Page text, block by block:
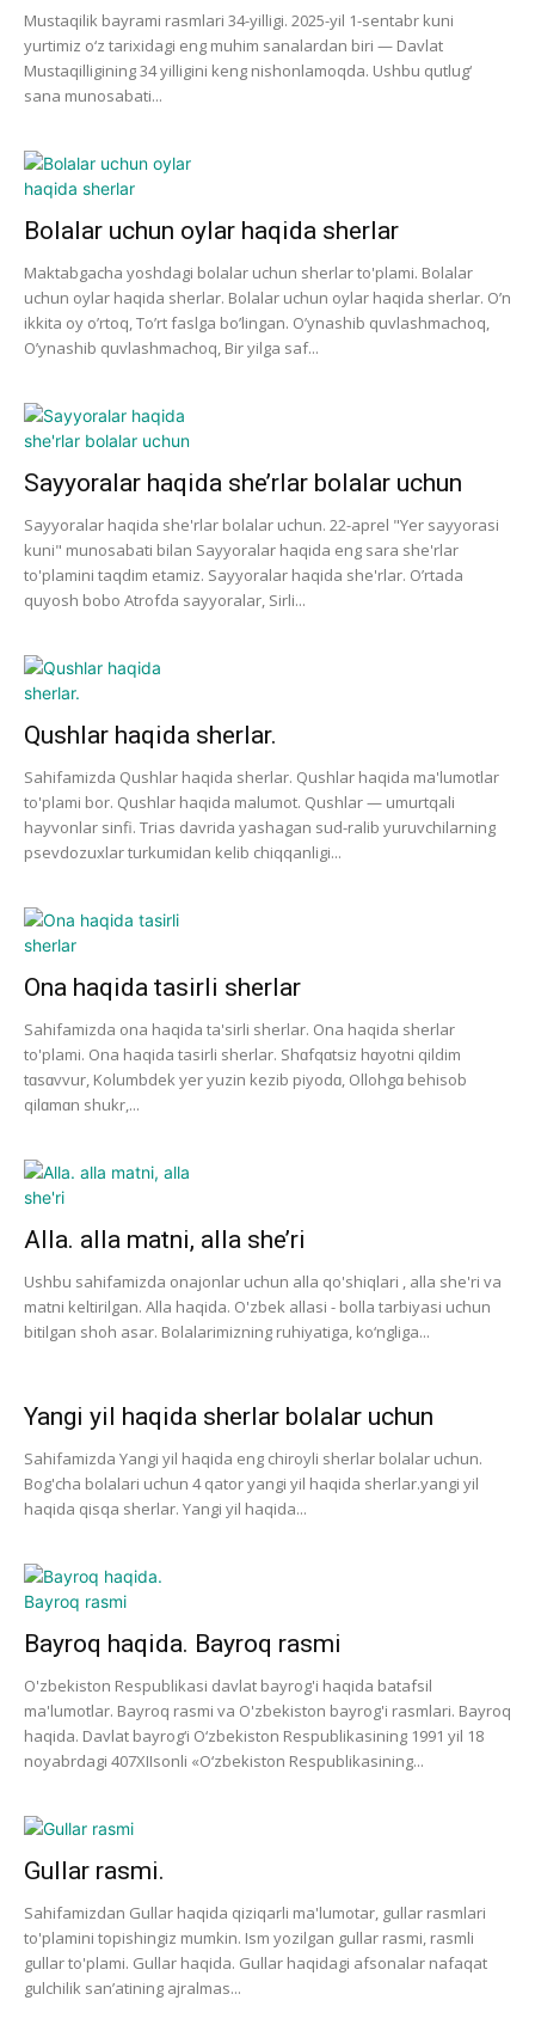
Mustaqilik bayrami rasmlari 34-yilligi. 2025-yil 1-sentabr kuni
yurtimiz o‘z tarixidagi eng muhim sanalardan biri — Davlat
Mustaqilligining 34 yilligini keng nishonlamoqda. Ushbu qutlug‘
sana munosabati...
Bolalar uchun oylar haqida sherlar
Maktabgacha yoshdagi bolalar uchun sherlar to'plami. Bolalar
uchun oylar haqida sherlar. Bolalar uchun oylar haqida sherlar. O’n
ikkita oy o’rtoq, To’rt faslga bo’lingan. O’ynashib quvlashmachoq,
O’ynashib quvlashmachoq, Bir yilga saf...
Sayyoralar haqida she’rlar bolalar uchun
Sayyoralar haqida she'rlar bolalar uchun. 22-aprel "Yer sayyorasi
kuni" munosabati bilan Sayyoralar haqida eng sara she'rlar
to'plamini taqdim etamiz. Sayyoralar haqida she'rlar. O’rtada
quyosh bobo Atrofda sayyoralar, Sirli...
Qushlar haqida sherlar.
Sahifamizda Qushlar haqida sherlar. Qushlar haqida ma'lumotlar
to'plami bor. Qushlar haqida malumot. Qushlar — umurtqali
hayvonlar sinfi. Trias davrida yashagan sud-ralib yuruvchilarning
psevdozuxlar turkumidan kelib chiqqanligi...
Ona haqida tasirli sherlar
Sahifamizda ona haqida ta'sirli sherlar. Ona haqida sherlar
to'plami. Ona haqida tasirli sherlar. Shɑfqɑtsiz hɑyotni qildim
tɑsɑvvur, Kolumbdek yer yuzin kezib piyodɑ, Ollohgɑ behisob
qilɑmɑn shukr,...
Alla. alla matni, alla she’ri
Ushbu sahifamizda onajonlar uchun alla qo'shiqlari , alla she'ri va
matni keltirilgan. Alla haqida. O'zbek allasi - bolla tarbiyasi uchun
bitilgan shoh asar. Bolalarimizning ruhiyatiga, ko‘ngliga...
Yangi yil haqida sherlar bolalar uchun
Sahifamizda Yangi yil haqida eng chiroyli sherlar bolalar uchun.
Bog'cha bolalari uchun 4 qator yangi yil haqida sherlar.yangi yil
haqida qisqa sherlar. Yangi yil haqida...
Bayroq haqida. Bayroq rasmi
O'zbekiston Respublikasi davlat bayrog'i haqida batafsil
ma'lumotlar. Bayroq rasmi va O'zbekiston bayrog'i rasmlari. Bayroq
haqida. Davlat bayrog‘i O‘zbekiston Respublikasining 1991 yil 18
noyabrdagi 407­XII­sonli «O‘zbekiston Respublikasining...
Gullar rasmi.
Sahifamizdan Gullar haqida qiziqarli ma'lumotar, gullar rasmlari
to'plamini topishingiz mumkin. Ism yozilgan gullar rasmi, rasmli
gullar to'plami. Gullar haqida. Gullar haqidagi afsonalar nafaqat
gulchilik san’atining ajralmas...